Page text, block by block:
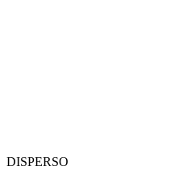
DISPERSO